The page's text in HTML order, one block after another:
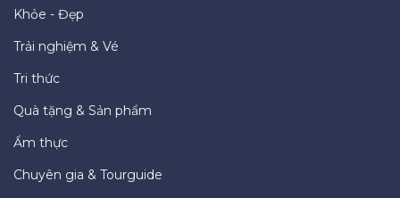
Khỏe - Đẹp
Trải nghiệm & Vé
Tri thức
Quà tặng & Sản phẩm
Ẩm thực
Chuyên gia & Tourguide